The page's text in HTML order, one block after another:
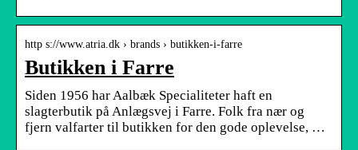
http s://www.atria.dk › brands › butikken-i-farre
Butikken i Farre
Siden 1956 har Aalbæk Specialiteter haft en
slagterbutik på Anlægsvej i Farre. Folk fra nær og
fjern valfarter til butikken for den gode oplevelse, …